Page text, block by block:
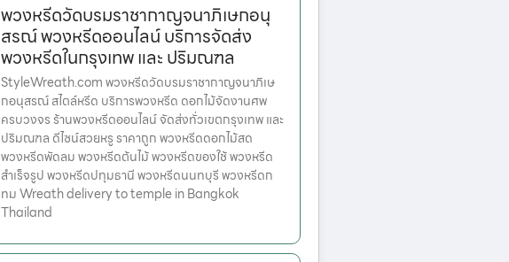
พวงหรีดวัดบรมราชากาญจนาภิเษกอนุ
สรณ์ พวงหรีดออนไลน์ บริการจัดส่ง
พวงหรีดในกรุงเทพ และ ปริมณฑล
StyleWreath.com พวงหรีดวัดบรมราชากาญจนาภิเษ
กอนุสรณ์ สไตล์หรีด บริการพวงหรีด ดอกไม้จัดงานศพ
ครบวงจร ร้านพวงหรีดออนไลน์ จัดส่งทั่วเขตกรุงเทพ และ
ปริมณฑล ดีไซน์สวยหรู ราคาถูก พวงหรีดดอกไม้สด
พวงหรีดพัดลม พวงหรีดต้นไม้ พวงหรีดของใช้ พวงหรีด
สำเร็จรูป พวงหรีดปทุมธานี พวงหรีดนนทบุรี พวงหรีดก
ทม Wreath delivery to temple in Bangkok
Thailand